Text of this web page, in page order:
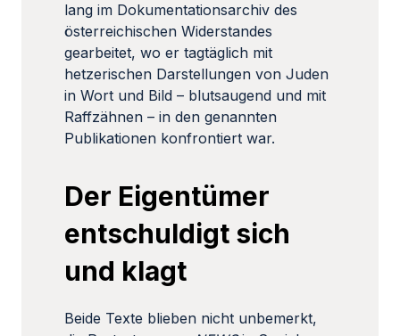
lang im Dokumentationsarchiv des
österreichischen Widerstandes
gearbeitet, wo er tagtäglich mit
hetzerischen Darstellungen von Juden
in Wort und Bild – blutsaugend und mit
Raffzähnen – in den genannten
Publikationen konfrontiert war.
Der Eigentümer
entschuldigt sich
und klagt
Beide Texte blieben nicht unbemerkt,